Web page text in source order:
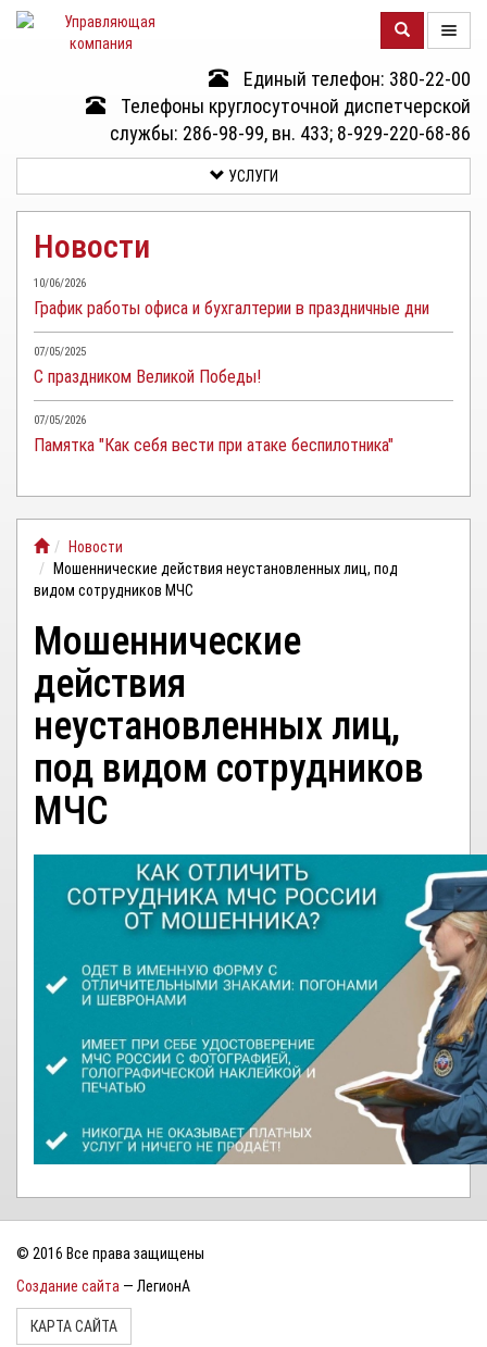
Единый телефон: 380-22-00
Телефоны круглосуточной диспетчерской
службы: 286-98-99, вн. 433; 8-929-220-68-86
КОМПАНИИ
УСЛУГИ
ДОКУМЕНТЫ
ОТЧЕТНОСТЬ
КЛИЕНТАМ
КАБИНЕТ
УСЛУГИ
Новости
10/06/2026
График работы офиса и бухгалтерии в праздничные дни
07/05/2025
С праздником Великой Победы!
07/05/2026
Памятка "Как себя вести при атаке беспилотника"
Новости
Мошеннические действия неустановленных лиц, под
видом сотрудников МЧС
Мошеннические
действия
неустановленных лиц,
под видом сотрудников
МЧС
© 2016 Все права защищены
Создание сайта — ЛегионА
КАРТА САЙТА